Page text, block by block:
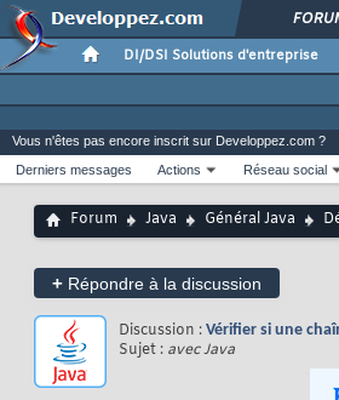
DI/DSI Solutions d'entreprise
Vous n'êtes pas encore inscrit sur Developpez.com ?
Derniers messages
Actions Réseau social
Forum Java Général Java
+ Répondre à la discussion
Discussion : Vérifier si une
Sujet : avec Java